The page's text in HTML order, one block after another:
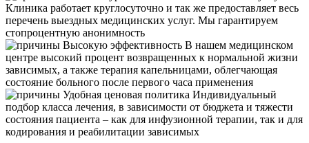
Клиника работает круглосуточно и так же предоставляет весь
перечень выездных медицинских услуг. Мы гарантируем
стопроцентную анонимность
Высокую эффективность В нашем медицинском
центре высокий процент возвращенных к нормальной жизни
зависимых, а также терапия капельницами, облегчающая
состояние больного после первого часа применения
Удобная ценовая политика Индивидуальный
подбор класса лечения, в зависимости от бюджета и тяжести
состояния пациента – как для инфузионной терапии, так и для
кодирования и реабилитации зависимых